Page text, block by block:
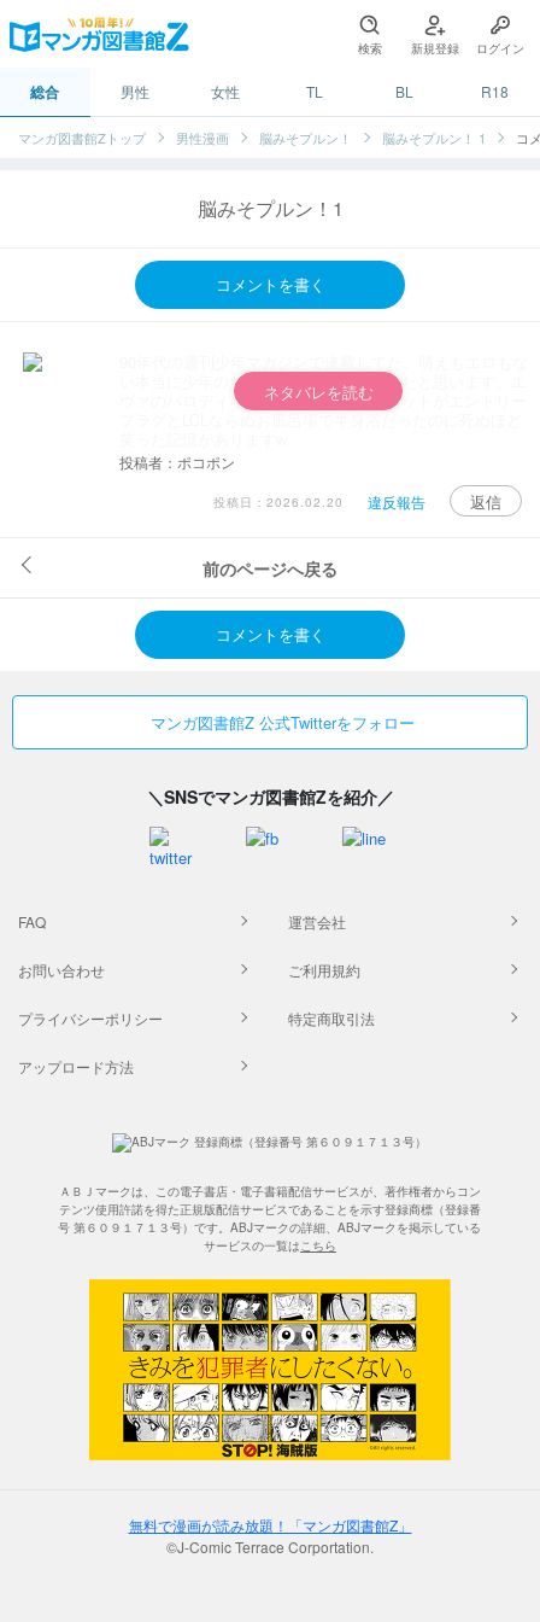
検索 新規登録 ログイン
総合 男性 女性 TL BL R18
マンガ図書館Zトップ 男性漫画 脳みそプルン！ 脳みそプルン！ 1 コ
脳みそプルン！1
コメントを書く
い本当に少年のためのギャグマンガだったと思います、エ
ヴァのパロディらしき巨大ロボのコクピットがエントリー
ネタバレを読む
投稿者：ポコポン
投稿日：2026.02.20 違反報告 返信
前のページへ戻る
コメントを書く
マンガ図書館Z 公式Twitterをフォロー
＼SNSでマンガ図書館Zを紹介／
FAQ 運営会社
お問い合わせ ご利用規約
プライバシーポリシー 特定商取引法
アップロード方法
ＡＢＪマークは、この電子書店・電子書籍配信サービスが、著作権者からコン
テンツ使用許諾を得た正規版配信サービスであることを示す登録商標（登録番
号 第６０９１７１３号）です。ABJマークの詳細、ABJマークを掲示している
サービスの一覧はこちら
無料で漫画が読み放題！「マンガ図書館Z」
©J-Comic Terrace Corportation.